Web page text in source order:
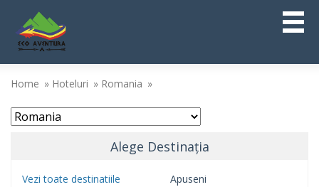
Home Hoteluri Romania
Alege Destinația
Vezi toate destinatiile
Apuseni